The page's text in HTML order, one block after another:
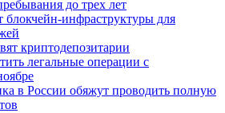
до трех лет
блокчейн-инфраструктуры для
криптодепозитарии
легальные операции с
в России обяжут проводить полную